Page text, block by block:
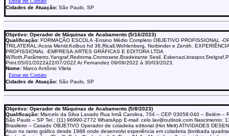
Cidades de Atuação: São Paulo, SP
Objetivo: Operador de Máquinas de Acabamento (5/16/2023)
Qualificação: FORMAÇÃO ESCOLA -Ensino Médio Completo OBJETIVO PROFISSIONAL -
TRILATERAL:Acora Mentir,Kolbus hd 36,Ricall,Wohlenberg, Norbinder e Zenith. EXPERIÊNCIA
PROFISSIONAL -EMPRESA:ARTES GRÁFICAS E EDITORA LTDA
W.Roth,Parâmetro,Yangraf,Redroma,Cromosete,Bradeirante Sesil,
Print:05/01/2022á22/07/2022 Ar Fernandez 09/09/2022 á 30/03/2023.
Nome: Marco Antônio Vilela
Cidades de Atuação: São Paulo, SP
Objetivo: Operador de Máquinas de Acabamento (5/8/2023)
Qualificação: Marcelo da Silva Lavado Rua Irmã Carolina, 704 – CEP 03058-040 – Belém –
São Paulo – SP Tel.: (11) 96990-2772 WhatsApp E-mail: celo.lav@outlook.com Nascimento:
Brasileiro – Casado OBJETIVO Operador de coladeira editorial (Hot Melt) ATIVIDADES
Atuo no ramo gráfico desde 1988 onde desenvolvi experiência em coladeira (lombada